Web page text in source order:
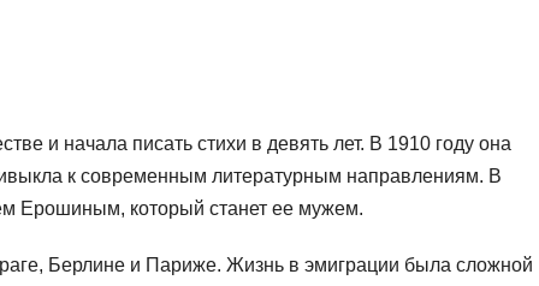
и начала писать стихи в девять лет. В 1910 году она
к современным литературным направлениям. В
Ерошиным, который станет ее мужем.
Берлине и Париже. Жизнь в эмиграции была сложной